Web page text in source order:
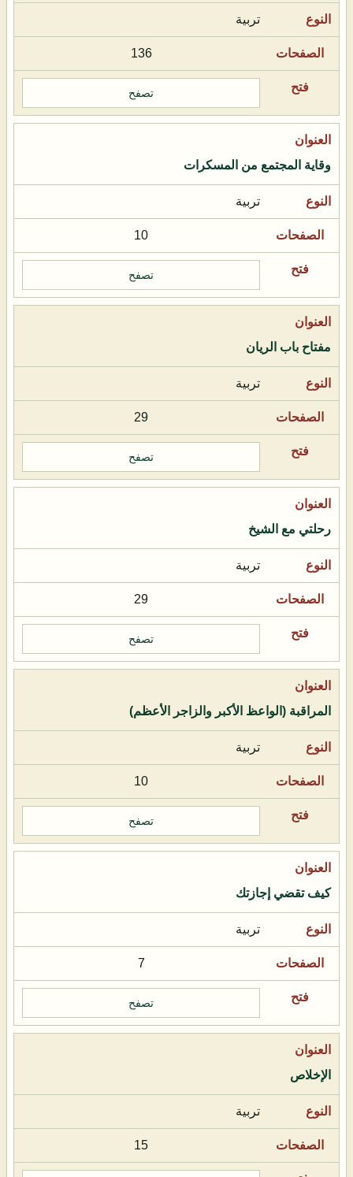
تربية
136
تصفح
وقاية المجتمع من المسكرات
تربية
10
تصفح
مفتاح باب الريان
تربية
29
تصفح
رحلتي مع الشيخ
تربية
29
تصفح
المراقبة (الواعظ الأكبر والزاجر الأعظم)
تربية
10
تصفح
كيف تقضي إجازتك
تربية
7
تصفح
الإخلاص
تربية
15